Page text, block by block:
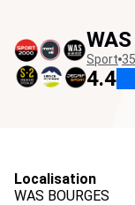
WAS
Sport
4.4
Localisation
WAS BOURGES